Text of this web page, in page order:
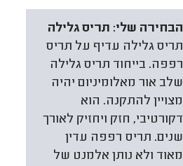
הבחירה שלי: תריס גלילה
תריס גלילה עדיף על תריס
רפפה. בייחוד תריס גלילה
שלב אור מאלומיניום יהיה
מצויין להתקנה. הוא
דקורטיבי, חזק ויחזיק לאורך
שנים. תריס רפפה עדין
מאוד ולא נותן אלמנט של